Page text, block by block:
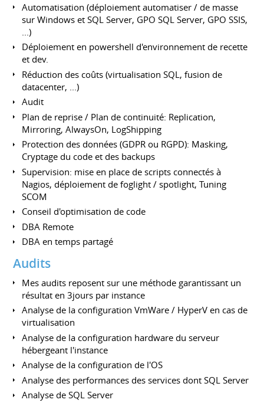
Automatisation (déploiement automatiser / de masse
sur Windows et SQL Server, GPO SQL Server, GPO SSIS,
...)
Déploiement en powershell d'environnement de recette
et dev.
Réduction des coûts (virtualisation SQL, fusion de
datacenter, ...)
Audit
Plan de reprise / Plan de continuité: Replication,
Mirroring, AlwaysOn, LogShipping
Protection des données (GDPR ou RGPD): Masking,
Cryptage du code et des backups
Supervision: mise en place de scripts connectés à
Nagios, déploiement de foglight / spotlight, Tuning
SCOM
Conseil d'optimisation de code
DBA Remote
DBA en temps partagé
Audits
Mes audits reposent sur une méthode garantissant un
résultat en 3jours par instance
Analyse de la configuration VmWare / HyperV en cas de
virtualisation
Analyse de la configuration hardware du serveur
hébergeant l'instance
Analyse de la configuration de l'OS
Analyse des performances des services dont SQL Server
Analyse de SQL Server